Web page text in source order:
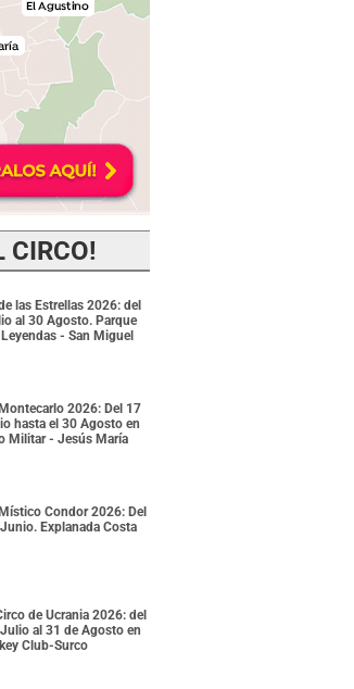
CIRCO!
las Estrellas 2026: del
al 30 Agosto. Parque
- San Miguel
2026: Del 17
hasta el 30 Agosto en
Militar - Jesús María
Condor 2026: Del
Explanada Costa
de Ucrania 2026: del
al 31 de Agosto en
Club-Surco